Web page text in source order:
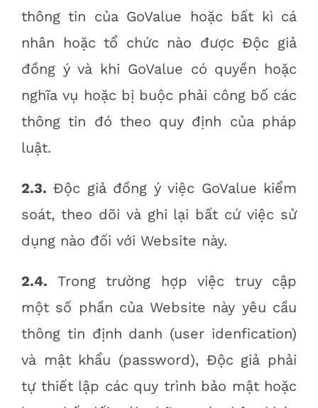
thông tin của GoValue hoặc bất kì cá
nhân hoặc tổ chức nào được Độc giả
đồng ý và khi GoValue có quyền hoặc
nghĩa vụ hoặc bị buộc phải công bố các
thông tin đó theo quy định của pháp
luật.
2.3. Độc giả đồng ý việc GoValue kiểm
soát, theo dõi và ghi lại bất cứ việc sử
dụng nào đối với Website này.
2.4. Trong trường hợp việc truy cập
một số phần của Website này yêu cầu
thông tin định danh (user idenfication)
và mật khẩu (password), Độc giả phải
tự thiết lập các quy trình bảo mật hoặc